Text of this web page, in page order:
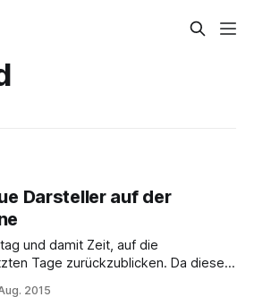
Darsteller auf der
und damit Zeit, auf die
Tage zurückzublicken. Da diese
2015